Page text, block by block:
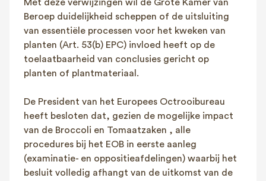
Met deze verwijzingen wil de Grote Kamer van
Beroep duidelijkheid scheppen of de uitsluiting
van essentiële processen voor het kweken van
planten (Art. 53(b) EPC) invloed heeft op de
toelaatbaarheid van conclusies gericht op
planten of plantmateriaal.
De President van het Europees Octrooibureau
heeft besloten dat, gezien de mogelijke impact
van de Broccoli en Tomaatzaken , alle
procedures bij het EOB in eerste aanleg
(examinatie- en oppositieafdelingen) waarbij het
besluit volledig afhangt van de uitkomst van de